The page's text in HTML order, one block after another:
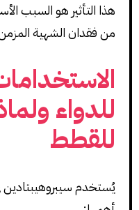
هذا التأثير هو السبب
من فقدان الشهية
للدواء
للقطط
يُستخدم